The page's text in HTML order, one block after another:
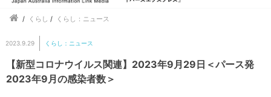
/ くらし / くらし：ニュース
2023.9.29 くらし：ニュース
【新型コロナウイルス関連】2023年9月29日＜パース発
2023年9月の感染者数＞